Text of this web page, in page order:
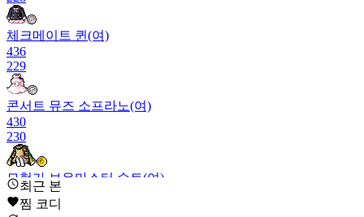
체크메이트 퀸(여)
436
229
콘서트 뮤즈 소프라노(여)
430
230
모험가 보우마스터 슈트(여)
428
231
최근 본
찜 코디